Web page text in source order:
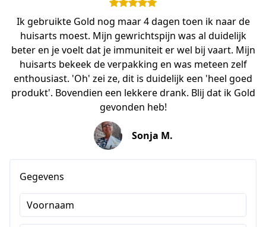
Ik gebruikte Gold nog maar 4 dagen toen ik naar de
huisarts moest. Mijn gewrichtspijn was al duidelijk
beter en je voelt dat je immuniteit er wel bij vaart. Mijn
huisarts bekeek de verpakking en was meteen zelf
enthousiast. 'Oh' zei ze, dit is duidelijk een 'heel goed
produkt'. Bovendien een lekkere drank. Blij dat ik Gold
gevonden heb!
Sonja M.
Gegevens
Voornaam